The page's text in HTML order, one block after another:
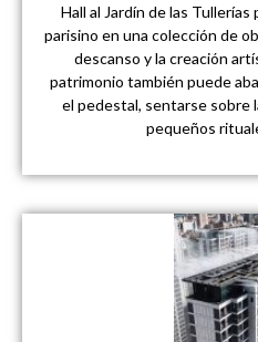
Hall al Jardín de las
parisino en una colección de
descanso y la creación
patrimonio también puede
el pedestal, sentarse sobre
pequeños